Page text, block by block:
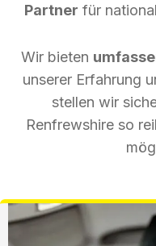
Partner für
Wir bieten
unserer Erfahrung
stellen wir
Renfrewshire so